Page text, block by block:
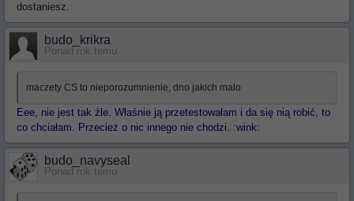
dostaniesz.
budo_krikra
Ponad rok temu
maczety CS to nieporozumnienie, dno jakich malo
Eee, nie jest tak źle. Właśnie ją przetestowałam i da się nią robić, to
co chciałam. Przecież o nic innego nie chodzi. :wink:
budo_navyseal
Ponad rok temu